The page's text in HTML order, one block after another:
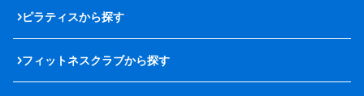
ピラティスから探す
フィットネスクラブから探す